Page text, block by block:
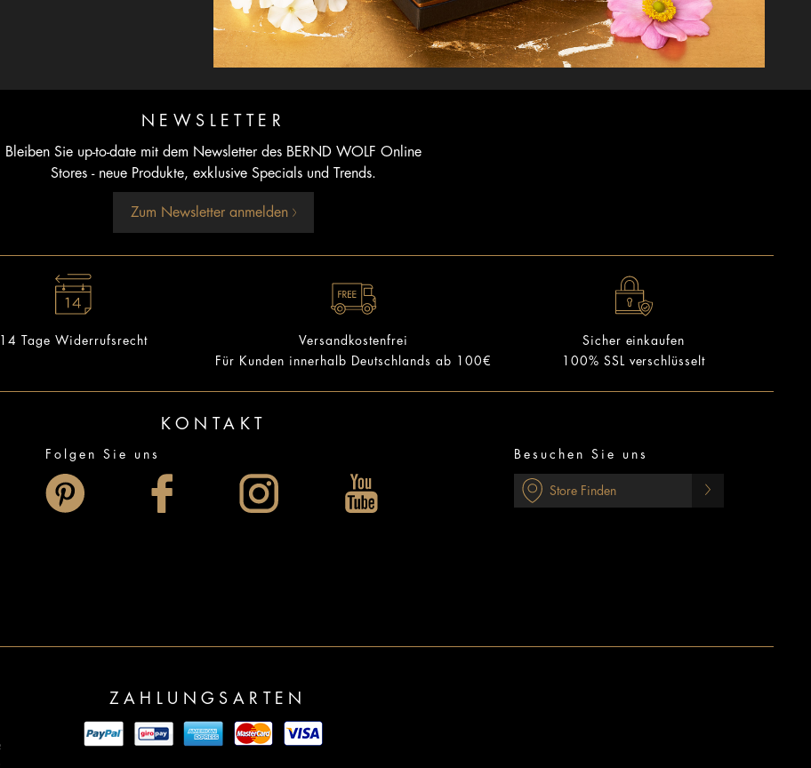
NEWSLETTER
Bleiben Sie up-to-date mit dem Newsletter des BERND WOLF Online
Stores - neue Produkte, exklusive Specials und Trends.
Zum Newsletter anmelden
14 Tage Widerrufsrecht
Versandkostenfrei
Für Kunden innerhalb Deutschlands ab 100€
Sicher einkaufen
100% SSL verschlüsselt
KONTAKT
Folgen Sie uns Besuchen Sie uns
ZAHLUNGSARTEN